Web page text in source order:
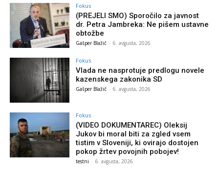
Fokus
(PREJELI SMO) Sporočilo za javnost
dr. Petra Jambreka: Ne pišem ustavne
obtožbe
Gašper Blažič - 6. avgusta, 2026
Fokus
Vlada ne nasprotuje predlogu novele
kazenskega zakonika SD
Gašper Blažič - 6. avgusta, 2026
Fokus
(VIDEO DOKUMENTAREC) Oleksij
Jukov bi moral biti za zgled vsem
tistim v Sloveniji, ki ovirajo dostojen
pokop žrtev povojnih pobojev!
testni - 6. avgusta, 2026